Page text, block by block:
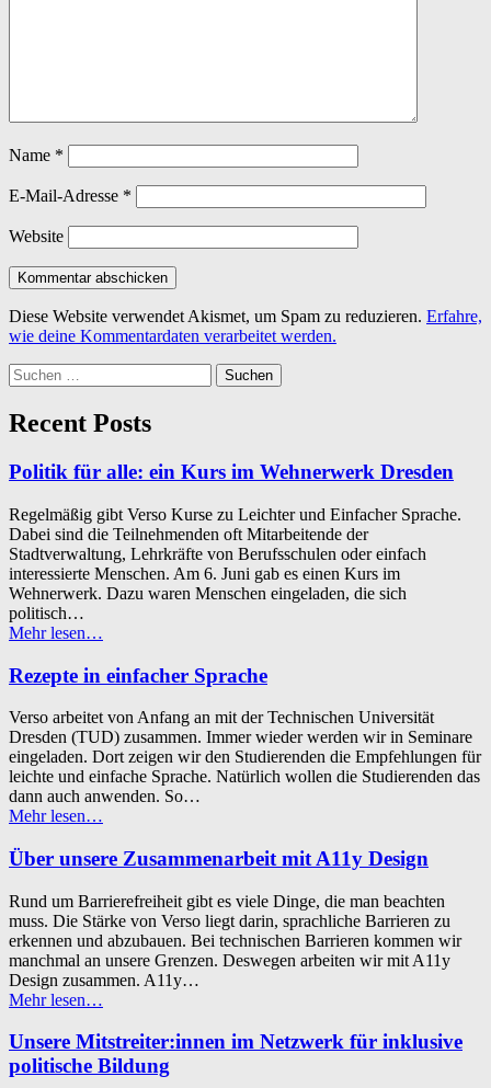
Name *
E-Mail-Adresse *
Website
Diese Website verwendet Akismet, um Spam zu reduzieren. Erfahre,
wie deine Kommentardaten verarbeitet werden.
Suchen
nach:
Recent Posts
Politik für alle: ein Kurs im Wehnerwerk Dresden
Regelmäßig gibt Verso Kurse zu Leichter und Einfacher Sprache.
Dabei sind die Teilnehmenden oft Mitarbeitende der
Stadtverwaltung, Lehrkräfte von Berufsschulen oder einfach
interessierte Menschen. Am 6. Juni gab es einen Kurs im
Wehnerwerk. Dazu waren Menschen eingeladen, die sich
politisch…
Mehr lesen
alle:
ein
Kurs
im
Wehnerwerk
Dresden”
…
Rezepte in einfacher Sprache
Verso arbeitet von Anfang an mit der Technischen Universität
Dresden (TUD) zusammen. Immer wieder werden wir in Seminare
eingeladen. Dort zeigen wir den Studierenden die Empfehlungen für
leichte und einfache Sprache. Natürlich wollen die Studierenden das
dann auch anwenden. So…
Mehr lesen
einfacher
Sprache”
…
Über unsere Zusammenarbeit mit A11y Design
Rund um Barrierefreiheit gibt es viele Dinge, die man beachten
muss. Die Stärke von Verso liegt darin, sprachliche Barrieren zu
erkennen und abzubauen. Bei technischen Barrieren kommen wir
manchmal an unsere Grenzen. Deswegen arbeiten wir mit A11y
Design zusammen. A11y…
Mehr lesen
Zusammenarbeit
mit
A11y
…
Unsere Mitstreiter:innen im Netzwerk für inklusive
politische Bildung